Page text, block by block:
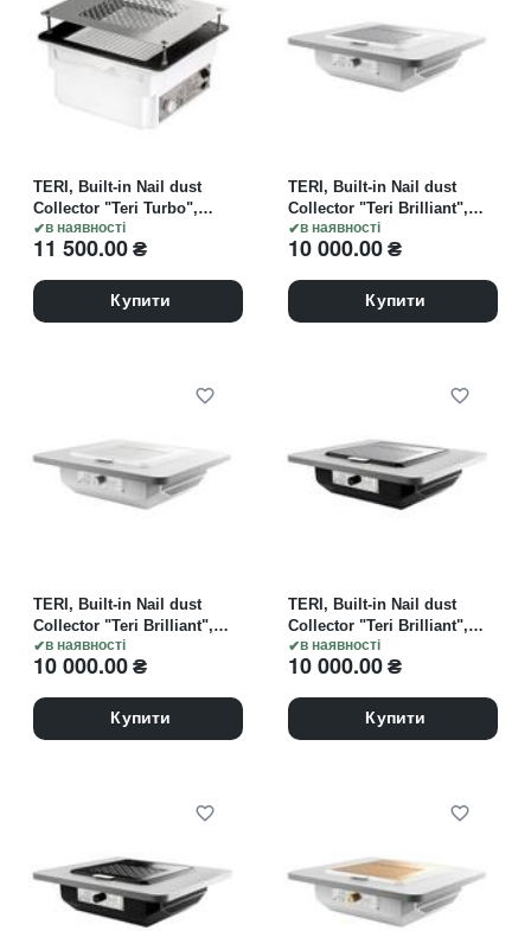
в наявності
TERI, Built-in Nail dust
Collector "Teri Turbo",
Витяжка вбудовувана,
біла зі сталевою решіткою
11 500.00₴
Купити
в наявності
TERI, Built-in Nail dust
Collector "Teri Brilliant",
Витяжка вбудовувана,
біла зі сталевою решіткою
10 000.00₴
Купити
в наявності
TERI, Built-in Nail dust
Collector "Teri Brilliant",
Витяжка вбудовувана,
біла з білою решіткою
10 000.00₴
Купити
в наявності
TERI, Built-in Nail dust
Collector "Teri Brilliant",
Витяжка вбудовувана,
чорна зі сталевою
замовлення)
10 000.00₴
Купити